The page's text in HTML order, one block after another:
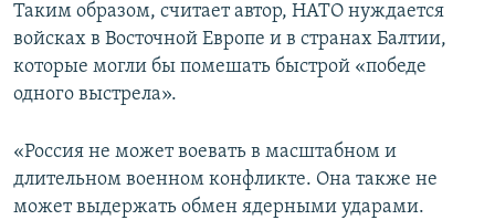
Таким образом, считает автор, НАТО нуждается
войсках в Восточной Европе и в странах Балтии,
которые могли бы помешать быстрой «победе
одного выстрела».
«Россия не может воевать в масштабном и
длительном военном конфликте. Она также не
может выдержать обмен ядерными ударами.